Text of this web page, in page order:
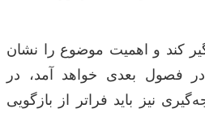
کند و اهمیت موضوع را نشان
فصول بعدی خواهد آمد، در
نیز باید فراتر از بازگویی